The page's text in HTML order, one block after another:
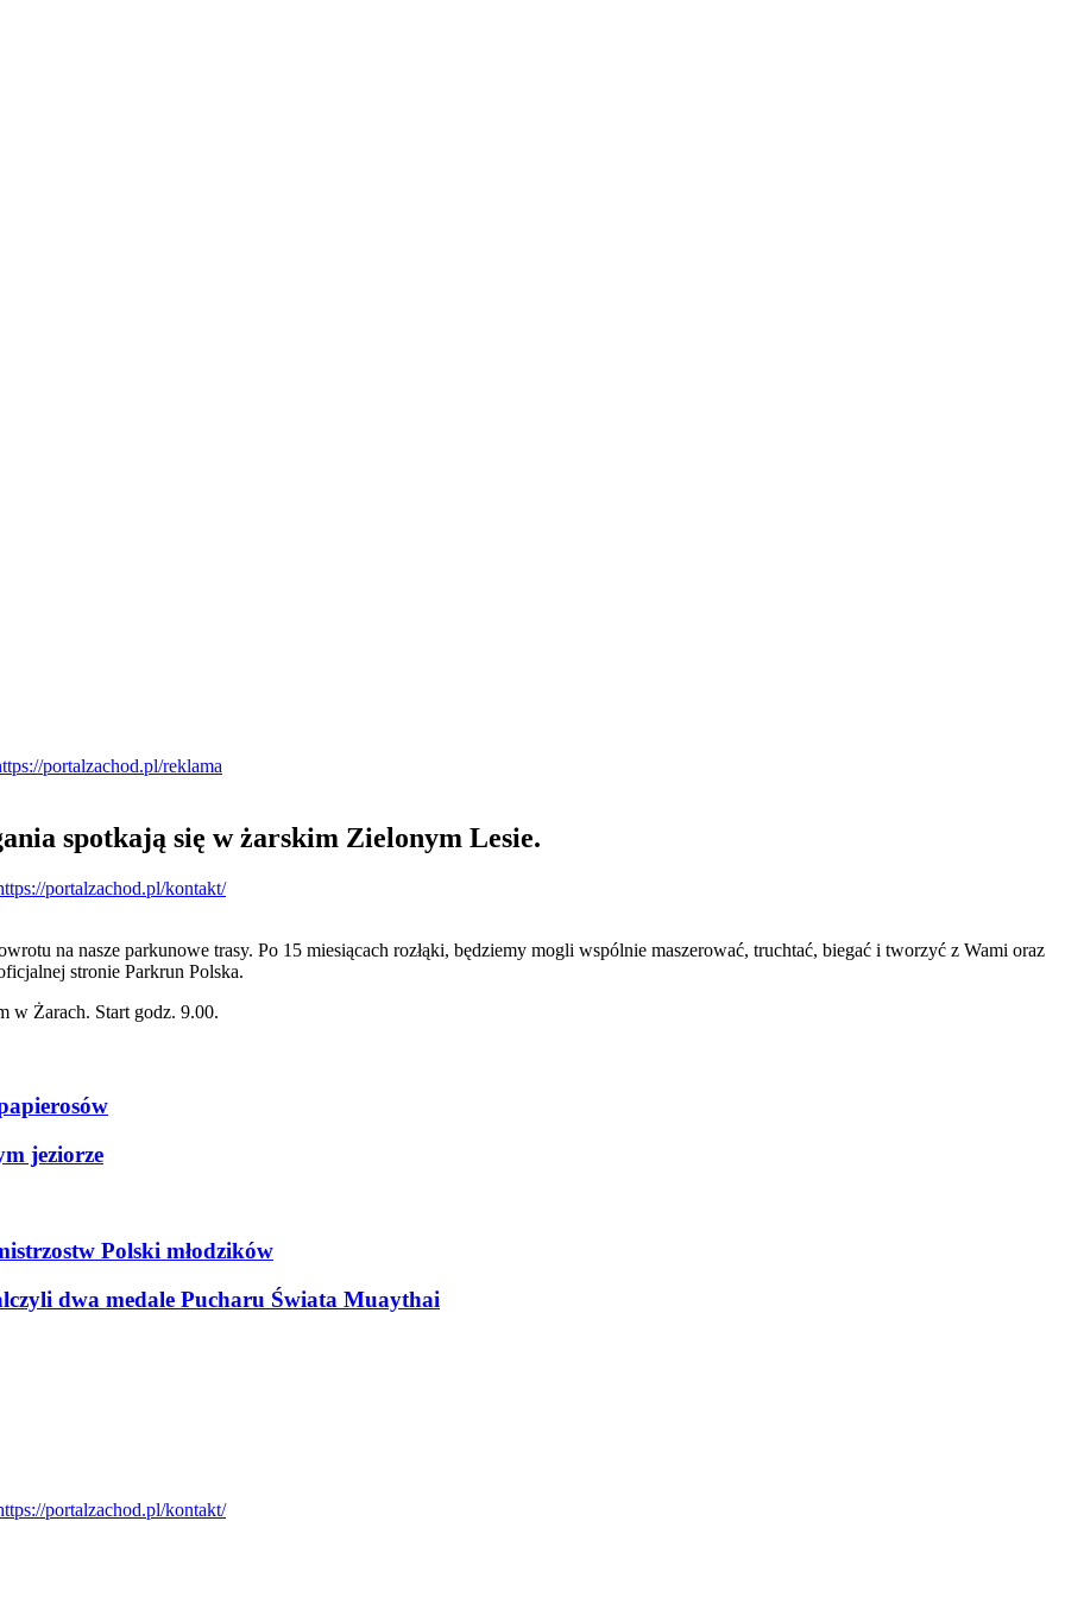
spotkają się w żarskim Zielonym Lesie.
na nasze parkunowe trasy. Po 15 miesiącach rozłąki, będziemy mogli wspólnie maszerować, truchtać, biegać i tworzyć z Wami oraz
stronie Parkrun Polska.
w Żarach. Start godz. 9.00.
jeziorze
Polski młodzików
dwa medale Pucharu Świata Muaythai